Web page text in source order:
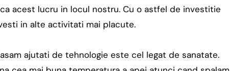
acest lucru in locul nostru. Cu o astfel de investitie
in alte activitati mai placute.
ajutati de tehnologie este cel legat de sanatate.